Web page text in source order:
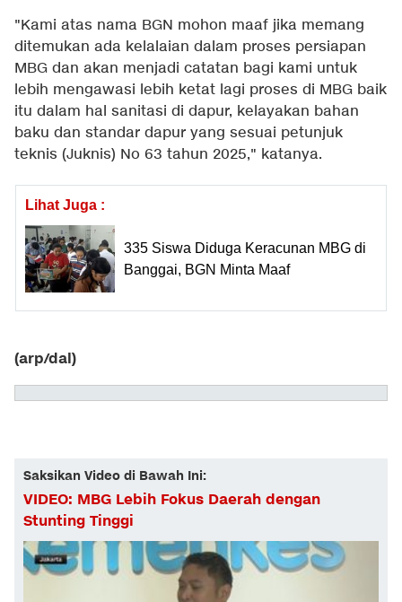
"Kami atas nama BGN mohon maaf jika memang
ditemukan ada kelalaian dalam proses persiapan
MBG dan akan menjadi catatan bagi kami untuk
lebih mengawasi lebih ketat lagi proses di MBG baik
itu dalam hal sanitasi di dapur, kelayakan bahan
baku dan standar dapur yang sesuai petunjuk
teknis (Juknis) No 63 tahun 2025," katanya.
Lihat Juga :
335 Siswa Diduga Keracunan MBG di
Banggai, BGN Minta Maaf
(arp/dal)
Saksikan Video di Bawah Ini:
VIDEO: MBG Lebih Fokus Daerah dengan
Stunting Tinggi